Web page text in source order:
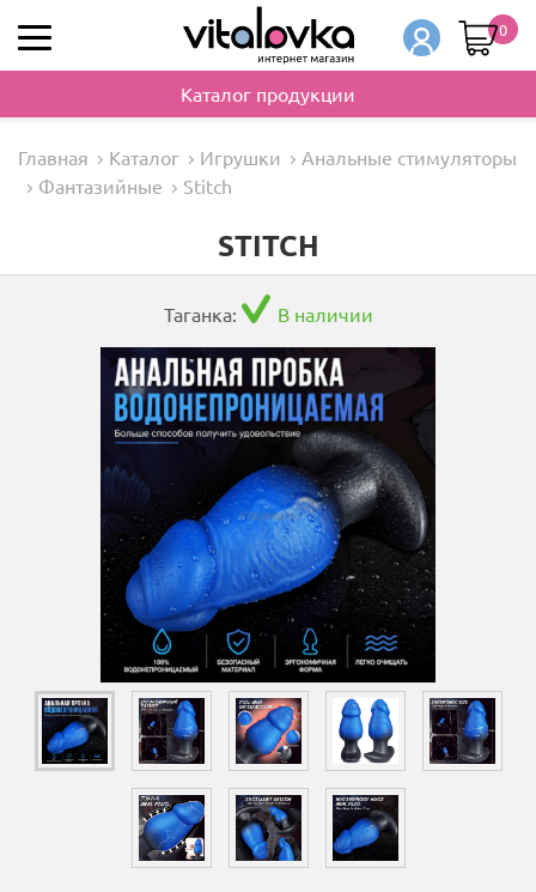
0
Каталог продукции
Главная Каталог Игрушки
Анальные стимуляторы
Фантазийные
Stitch
STITCH
Таганка: В наличии